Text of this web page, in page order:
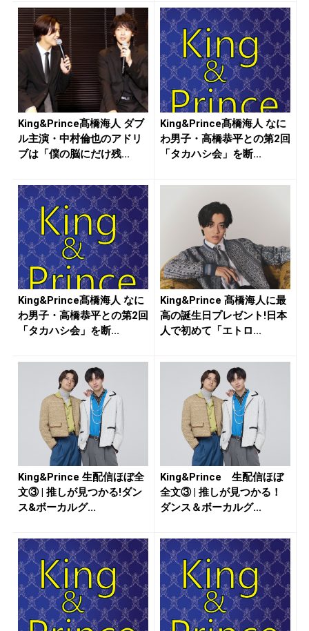
King&Prince髙橋海人 ダブ
ル主演・中村倫也のアドリ
ブは「僕の脳にだけ残...
King&Prince髙橋海人 なに
わ男子・高橋恭平との第2回
「タカハシ会」を断...
King&Prince髙橋海人 なに
わ男子・高橋恭平との第2回
「タカハシ会」を断...
King&Prince 髙橋海人に最
高の誕生日プレゼント!日本
人で初めて「エトロ...
King&Prince 生配信ほぼ全
文③ | 推しが見つかる!ダン
ス&ボーカルグ...
King&Prince 生配信ほぼ
全文③ | 推しが見つかる！
ダンス＆ボーカルグ...